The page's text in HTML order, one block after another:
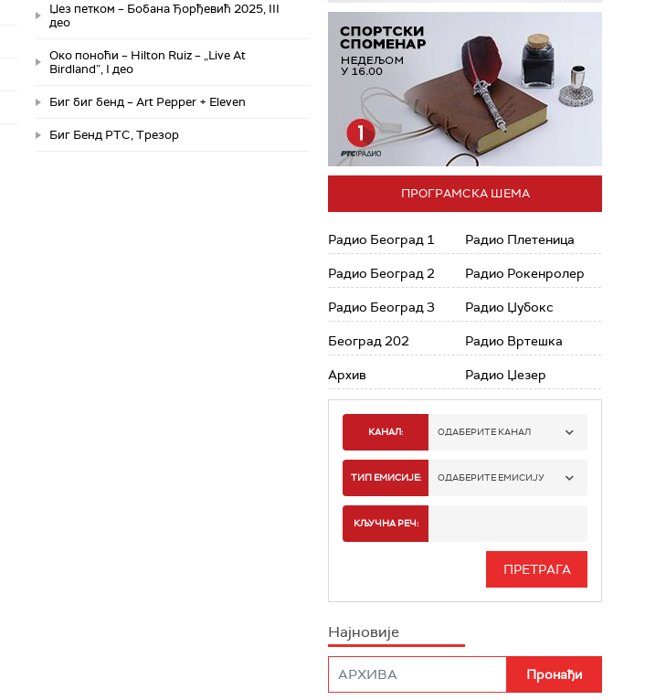
Џез петком – Бобана Ђорђевић 2025, III
део
Око поноћи – Hilton Ruiz – „Live At
Birdland”, I део
Биг биг бенд – Art Pepper + Eleven
Биг Бенд РТС, Трезор
ПРОГРАМСКА ШЕМА
Радио Београд 1
Радио Београд 2
Радио Београд 3
Београд 202
Архив
Радио Плетеница
Радио Рокенролер
Радио Џубокс
Радио Вртешка
Радио Џезер
КАНАЛ: ОДАБЕРИТЕ КАНАЛ
РАДИО БЕОГРАД 1
РАДИО БЕОГРАД 3
РАДИО РОКЕНРОЛЕР
ТИП ЕМИСИЈЕ: ОДАБЕРИТЕ ЕМИСИЈУ
ИНФО
КЉУЧНА РЕЧ:
Најновије